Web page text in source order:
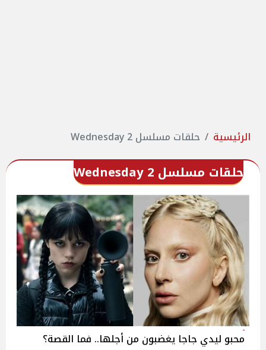
الرئيسية حلقات مسلسل Wednesday 2
حلقات مسلسل Wednesday 2
محبو ليدي جاجا يغضبون من أجلها.. فما القصة؟